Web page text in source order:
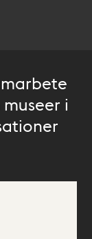
i